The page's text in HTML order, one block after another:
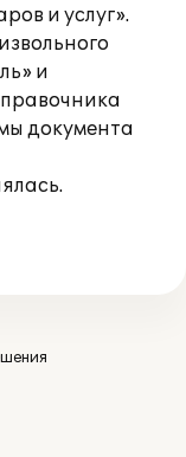
и услуг».
и
документа